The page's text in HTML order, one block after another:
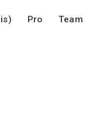
Pro Team